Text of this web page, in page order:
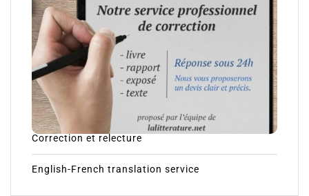
Correction et relecture
English-French translation service